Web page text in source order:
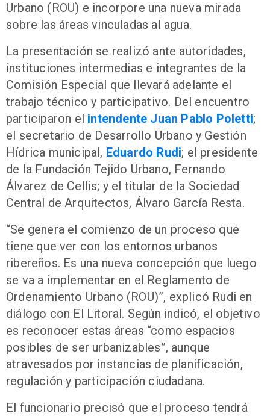
Urbano (ROU) e incorpore una nueva mirada
sobre las áreas vinculadas al agua.
La presentación se realizó ante autoridades,
instituciones intermedias e integrantes de la
Comisión Especial que llevará adelante el
trabajo técnico y participativo. Del encuentro
participaron el intendente Juan Pablo Poletti;
el secretario de Desarrollo Urbano y Gestión
Hídrica municipal, Eduardo Rudi; el presidente
de la Fundación Tejido Urbano, Fernando
Álvarez de Cellis; y el titular de la Sociedad
Central de Arquitectos, Álvaro García Resta.
“Se genera el comienzo de un proceso que
tiene que ver con los entornos urbanos
ribereños. Es una nueva concepción que luego
se va a implementar en el Reglamento de
Ordenamiento Urbano (ROU)”, explicó Rudi en
diálogo con El Litoral. Según indicó, el objetivo
es reconocer estas áreas “como espacios
posibles de ser urbanizables”, aunque
atravesados por instancias de planificación,
regulación y participación ciudadana.
El funcionario precisó que el proceso tendrá